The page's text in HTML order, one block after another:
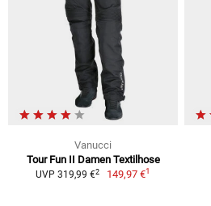
Vanucci
Tour Fun II Damen Textilhose
UVP 319,99 €2 149,97 €1